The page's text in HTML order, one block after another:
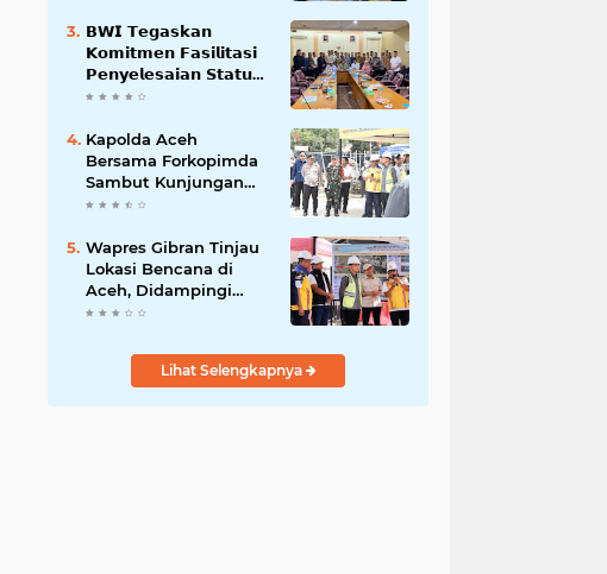
𝗕𝗪𝗜 𝗧𝗲𝗴𝗮𝘀𝗸𝗮𝗻
𝗞𝗼𝗺𝗶𝘁𝗺𝗲𝗻 𝗙𝗮𝘀𝗶𝗹𝗶𝘁𝗮𝘀𝗶
𝗣𝗲𝗻𝘆𝗲𝗹𝗲𝘀𝗮𝗶𝗮𝗻 𝗦𝘁𝗮𝘁𝘂𝘀
𝗪𝗮𝗸𝗮𝗳 𝗕𝗹𝗮𝗻𝗴 𝗣𝗮𝗱𝗮𝗻𝗴
Kapolda Aceh
Bersama Forkopimda
Sambut Kunjungan
Kerja Wakil Presiden
Bireuen
Wapres Gibran Tinjau
Lokasi Bencana di
Aceh, Didampingi
Wagub Dek Fadh
Lihat Selengkapnya